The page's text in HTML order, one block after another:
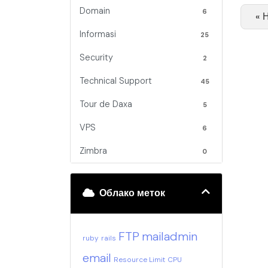
Domain 6
Informasi 25
Security 2
Technical Support 45
Tour de Daxa 5
VPS 6
Zimbra 0
Облако меток
ruby rails FTP mailadmin
email Resource Limit CPU
«